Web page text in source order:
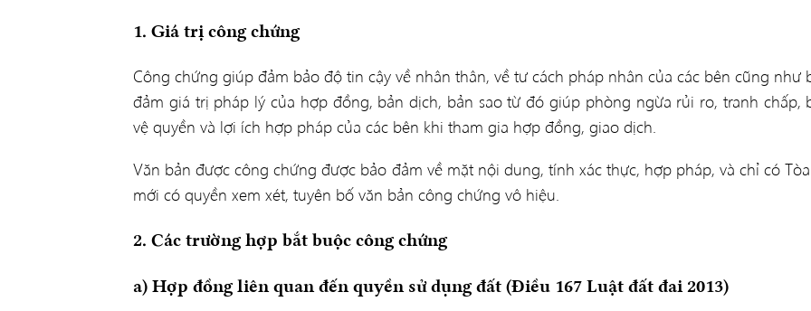
1. Giá trị công chứng
Công chứng giúp đảm bảo độ tin cậy về nhân thân, về tư cách pháp nhân của các bên cũng như
đảm giá trị pháp lý của hợp đồng, bản dịch, bản sao từ đó giúp phòng ngừa rủi ro, tranh chấp,
vệ quyền và lợi ích hợp pháp của các bên khi tham gia hợp đồng, giao dịch.
Văn bản được công chứng được bảo đảm về mặt nội dung, tính xác thực, hợp pháp, và chỉ có
mới có quyền xem xét, tuyên bố văn bản công chứng vô hiệu.
2. Các trường hợp bắt buộc công chứng
a) Hợp đồng liên quan đến quyền sử dụng đất (Điều 167 Luật đất đai 2013)